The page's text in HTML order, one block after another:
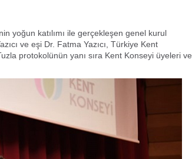
yoğun katılımı ile gerçekleşen genel kurul
ve eşi Dr. Fatma Yazıcı, Türkiye Kent
protokolünün yanı sıra Kent Konseyi üyeleri ve